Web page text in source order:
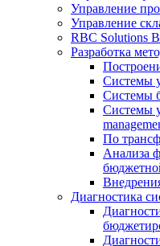
Управление
Управление
RBC Solutions
Разработка
Системы
Системы
Системы
По
Анализа
Диагностика